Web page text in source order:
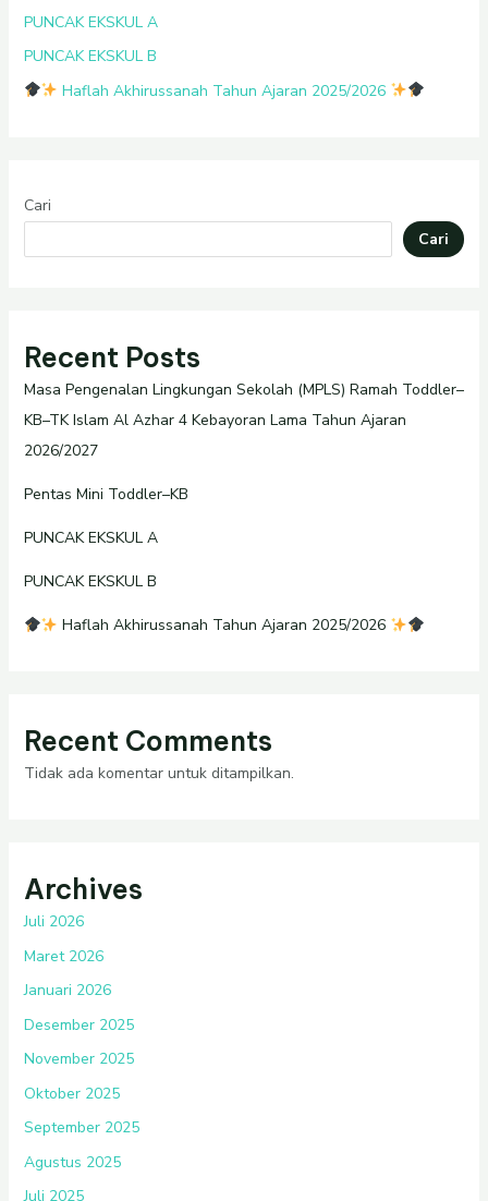
PUNCAK EKSKUL A
PUNCAK EKSKUL B
Haflah Akhirussanah Tahun Ajaran 2025/2026
Cari
Cari
Recent Posts
Masa Pengenalan Lingkungan Sekolah (MPLS) Ramah Toddler–
KB–TK Islam Al Azhar 4 Kebayoran Lama Tahun Ajaran
2026/2027
Pentas Mini Toddler–KB
PUNCAK EKSKUL A
PUNCAK EKSKUL B
Haflah Akhirussanah Tahun Ajaran 2025/2026
Recent Comments
Tidak ada komentar untuk ditampilkan.
Archives
Juli 2026
Maret 2026
Januari 2026
Desember 2025
November 2025
Oktober 2025
September 2025
Agustus 2025
Juli 2025